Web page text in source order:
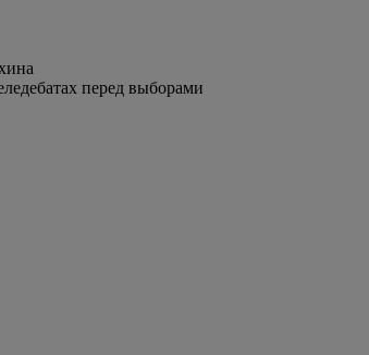
перед выборами